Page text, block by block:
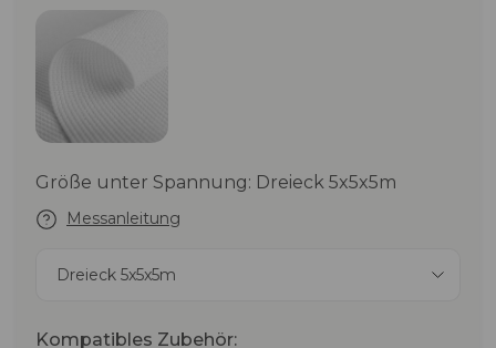
Größe unter Spannung: Dreieck 5x5x5m
Messanleitung
Dreieck 5x5x5m
Kompatibles Zubehör: